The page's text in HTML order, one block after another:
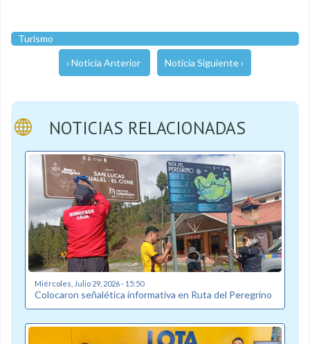
Turismo
‹ Noticia Anterior Noticia Siguiente ›
NOTICIAS RELACIONADAS
Miércoles, Julio 29, 2026 - 15:50
Colocaron señalética informativa en Ruta del Peregrino